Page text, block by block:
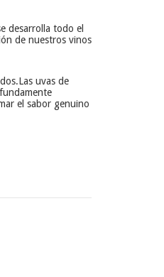
desarrolla todo el
de nuestros vinos
Las uvas de
el sabor genuino